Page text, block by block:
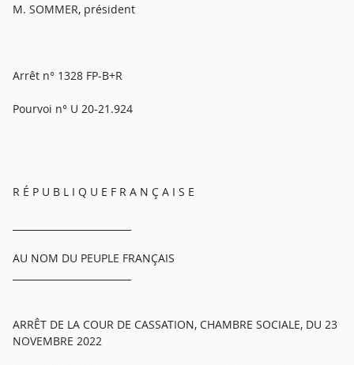
M. SOMMER, président
Arrêt n° 1328 FP-B+R
Pourvoi n° U 20-21.924
R É P U B L I Q U E F R A N Ç A I S E
AU NOM DU PEUPLE FRANÇAIS
ARRÊT DE LA COUR DE CASSATION, CHAMBRE SOCIALE, DU 23
NOVEMBRE 2022